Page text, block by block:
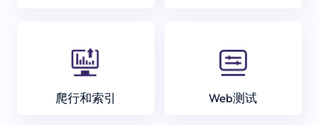
爬行和索引 Web测试